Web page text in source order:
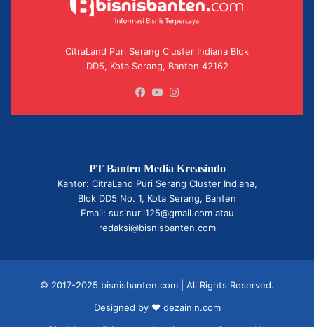
CitraLand Puri Serang Cluster Indiana Blok
DD5, Kota Serang, Banten 42162
Facebook
YouTube
PT Banten Media Kreasindo
Kantor: CitraLand Puri Serang Cluster Indiana,
Blok DD5 No. 1, Kota Serang, Banten
Email: susinuril125@gmail.com atau
redaksi@bisnisbanten.com
© 2017-2025 bisnisbanten.com | All Rights Reserved.
Designed by ❤ dezainin.com